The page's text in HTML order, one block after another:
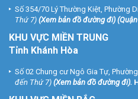
Số 354/70 Lý Thường Kiệt, Phường
Thứ 7) (Xem bản đồ đường đi)
KHU VỰC MIỀN TRUNG
Tỉnh Khánh Hòa
Số 02 Chung cư Ngô Gia Tự,
đến Thứ 7) (Xem bản đồ đường đi).